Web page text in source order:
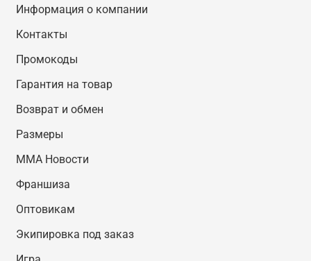
Информация о компании
Контакты
Промокоды
Гарантия на товар
Возврат и обмен
Размеры
MMA Новости
Франшиза
Оптовикам
Экипировка под заказ